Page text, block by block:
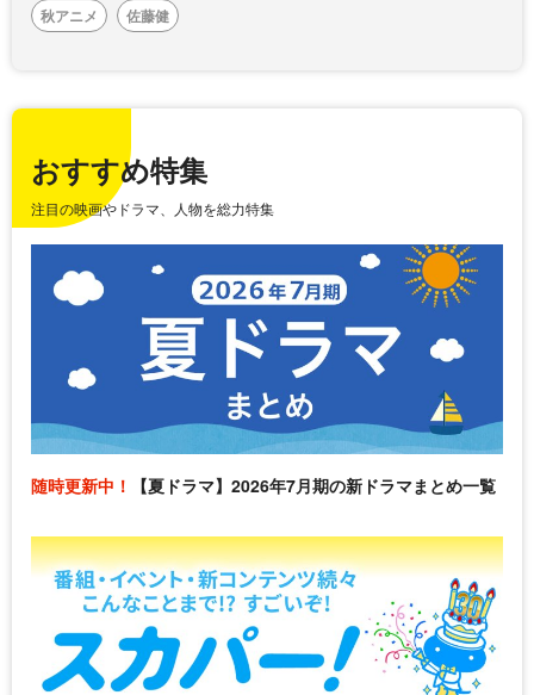
秋アニメ
佐藤健
おすすめ特集
注目の映画やドラマ、人物を総力特集
随時更新中！ 【夏ドラマ】2026年7月期の新ドラマまとめ一覧